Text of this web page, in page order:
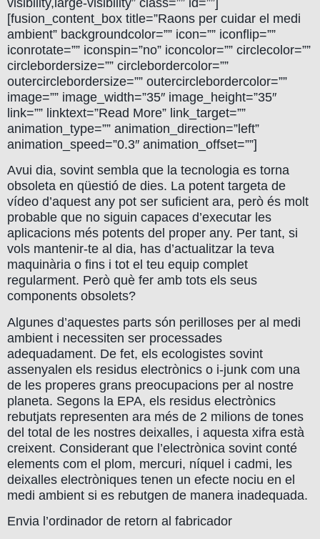
visibility,large-visibility” class=”” id=””]
[fusion_content_box title=”Raons per cuidar el medi
ambient” backgroundcolor=”” icon=”” iconflip=””
iconrotate=”” iconspin=”no” iconcolor=”” circlecolor=””
circlebordersize=”” circlebordercolor=””
outercirclebordersize=”” outercirclebordercolor=””
image=”” image_width=”35″ image_height=”35″
link=”” linktext=”Read More” link_target=””
animation_type=”” animation_direction=”left”
animation_speed=”0.3″ animation_offset=””]
Avui dia, sovint sembla que la tecnologia es torna
obsoleta en qüestió de dies. La potent targeta de
vídeo d’aquest any pot ser suficient ara, però és molt
probable que no siguin capaces d’executar les
aplicacions més potents del proper any. Per tant, si
vols mantenir-te al dia, has d’actualitzar la teva
maquinària o fins i tot el teu equip complet
regularment. Però què fer amb tots els seus
components obsolets?
Algunes d’aquestes parts són perilloses per al medi
ambient i necessiten ser processades
adequadament. De fet, els ecologistes sovint
assenyalen els residus electrònics o i-junk com una
de les properes grans preocupacions per al nostre
planeta. Segons la EPA, els residus electrònics
rebutjats representen ara més de 2 milions de tones
del total de les nostres deixalles, i aquesta xifra està
creixent. Considerant que l’electrònica sovint conté
elements com el plom, mercuri, níquel i cadmi, les
deixalles electròniques tenen un efecte nociu en el
medi ambient si es rebutgen de manera inadequada.
Envia l’ordinador de retorn al fabricador